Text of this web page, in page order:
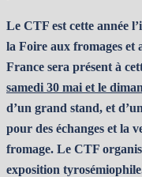
Le CTF est cette année
la Foire aux fromages et
France sera présent à
samedi 30 mai et le
d’un grand stand, et
pour des échanges et la
fromage. Le CTF
exposition